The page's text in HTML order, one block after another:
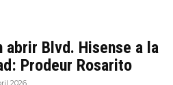
abrir Blvd. Hisense a la
Prodeur Rosarito
2026